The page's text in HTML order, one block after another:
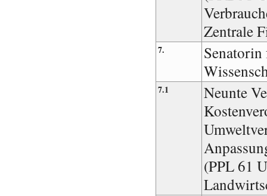
Zentrale
7.
7.1
Neunte
(PPL 61